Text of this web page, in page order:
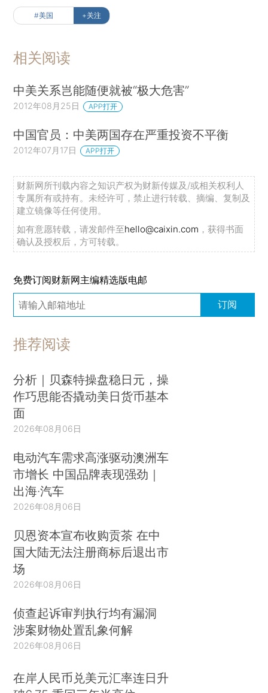
#美国 +关注
相关阅读
中美关系岂能随便就被“极大危害”
2012年08月25日 APP打开
中国官员：中美两国存在严重投资不平衡
2012年07月17日 APP打开
财新网所刊载内容之知识产权为财新传媒及/或相关权利人
专属所有或持有。未经许可，禁止进行转载、摘编、复制及
建立镜像等任何使用。
如有意愿转载，请发邮件至hello@caixin.com ，获得书面
确认及授权后，方可转载。
免费订阅财新网主编精选版电邮
订阅
推荐阅读
分析｜贝森特操盘稳日元，操
作巧思能否撬动美日货币基本
面
2026年08月06日
电动汽车需求高涨驱动澳洲车
市增长 中国品牌表现强劲｜
出海·汽车
2026年08月06日
贝恩资本宣布收购贡茶 在中
国大陆无法注册商标后退出市
场
2026年08月06日
侦查起诉审判执行均有漏洞
涉案财物处置乱象何解
2026年08月06日
在岸人民币兑美元汇率连日升